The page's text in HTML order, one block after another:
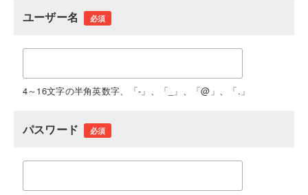
ユーザー名 必須
4～16文字の半角英数字、「-」、「_」、「@」、「.」
パスワード 必須